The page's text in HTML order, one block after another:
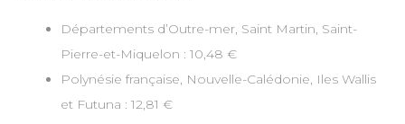
Départements d’Outre-mer, Saint Martin, Saint-
Pierre-et-Miquelon : 10,48 €
Polynésie française, Nouvelle-Calédonie, Iles Wallis
et Futuna : 12,81 €